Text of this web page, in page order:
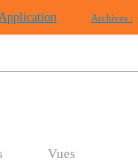
Archives :
Vues